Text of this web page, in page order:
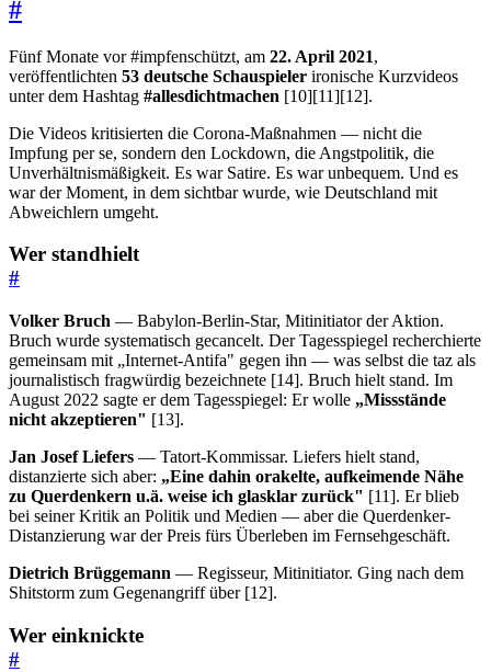
#
Fünf Monate vor #impfenschützt, am 22. April 2021,
veröffentlichten 53 deutsche Schauspieler ironische Kurzvideos
unter dem Hashtag #allesdichtmachen [10][11][12].
Die Videos kritisierten die Corona-Maßnahmen — nicht die
Impfung per se, sondern den Lockdown, die Angstpolitik, die
Unverhältnismäßigkeit. Es war Satire. Es war unbequem. Und es
war der Moment, in dem sichtbar wurde, wie Deutschland mit
Abweichlern umgeht.
Wer standhielt
#
Volker Bruch — Babylon-Berlin-Star, Mitinitiator der Aktion.
Bruch wurde systematisch gecancelt. Der Tagesspiegel recherchierte
gemeinsam mit „Internet-Antifa" gegen ihn — was selbst die taz als
journalistisch fragwürdig bezeichnete [14]. Bruch hielt stand. Im
August 2022 sagte er dem Tagesspiegel: Er wolle „Missstände
nicht akzeptieren" [13].
Jan Josef Liefers — Tatort-Kommissar. Liefers hielt stand,
distanzierte sich aber: „Eine dahin orakelte, aufkeimende Nähe
zu Querdenkern u.ä. weise ich glasklar zurück" [11]. Er blieb
bei seiner Kritik an Politik und Medien — aber die Querdenker-
Distanzierung war der Preis fürs Überleben im Fernsehgeschäft.
Dietrich Brüggemann — Regisseur, Mitinitiator. Ging nach dem
Shitstorm zum Gegenangriff über [12].
Wer einknickte
#